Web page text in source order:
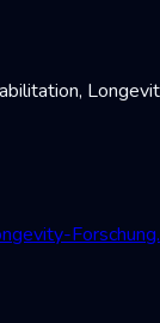
Forschung.